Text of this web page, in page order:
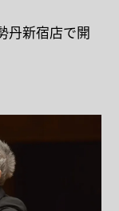
丹新宿店で開